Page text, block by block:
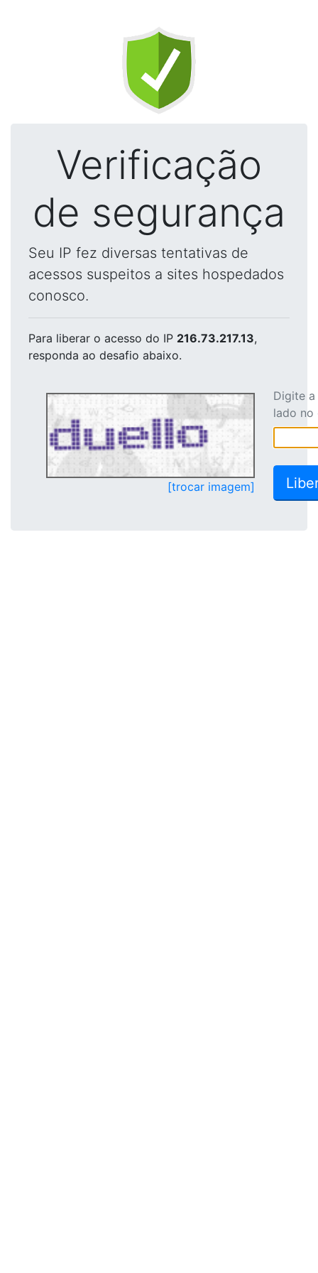
Verificação
de segurança
Seu IP fez diversas tentativas de
acessos suspeitos a sites hospedados
conosco.
Para liberar o acesso do IP 216.73.217.13,
responda ao desafio abaixo.
[trocar imagem]
Digite
lado no